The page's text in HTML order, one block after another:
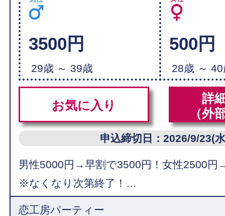
3500円
29歳 ～ 39歳
500円
28歳 ～
お気に入り
詳
（外
申込締切日：2026/9/23(
男性5000円→早割で3500円！女性2500円
※なくなり次第終了！…
恋工房パーティー